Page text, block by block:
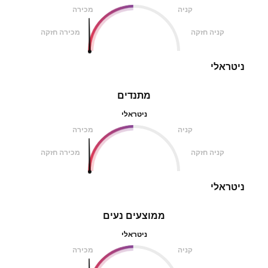
מתנדים
ניטראלי
מכירה
קניה
מכירה חזקה קניה חזקה
ניטראלי
מכירה קניה
מכירה חזקה קניה חזקה
ניטראלי
ממוצעים נעים
ניטראלי
מכירה
קניה